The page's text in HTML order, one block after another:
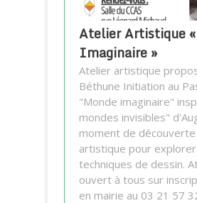
Atelier Artistique
Imaginaire »
Atelier artistique
Béthune Initiation au
"Monde imaginaire"
mondes invisibles"
moment de
artistique pour
techniques de dessin.
ouvert à tous sur
en mairie au 03 21 57